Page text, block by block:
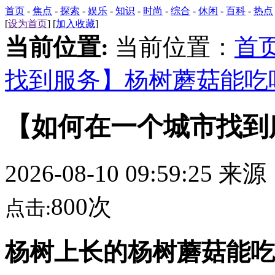
首页 - 焦点 - 探索 - 娱乐 - 知识 - 时尚 - 综合 - 休闲 - 百科 - 热点
[设为首页] [加入收藏]
当前位置: 当前位置： 首
找到服务】杨树蘑菇能吃
【如何在一个城市找
2026-08-10 09:59:25 来源
点击:800次
杨树上长的杨树蘑菇能